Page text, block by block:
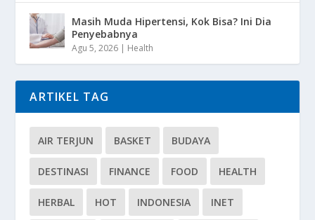
Masih Muda Hipertensi, Kok Bisa? Ini Dia
Penyebabnya
Agu 5, 2026 | Health
ARTIKEL TAG
AIR TERJUN BASKET BUDAYA
DESTINASI FINANCE FOOD HEALTH
HERBAL HOT INDONESIA INET